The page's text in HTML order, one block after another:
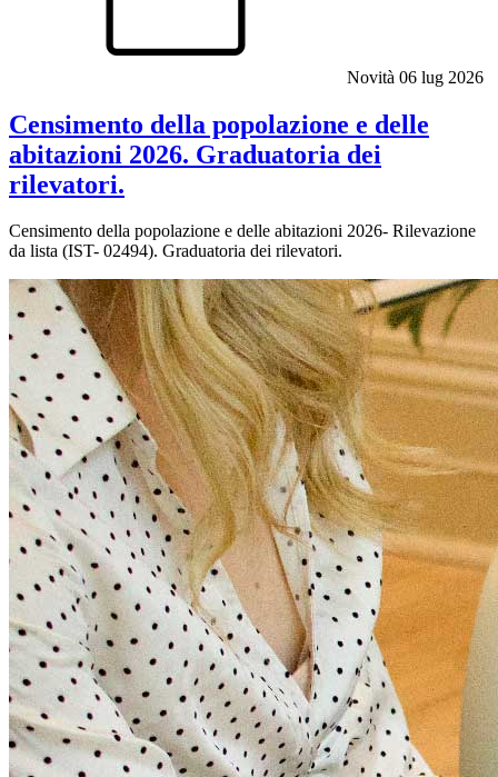
Novità 06 lug 2026
Censimento della popolazione e delle
abitazioni 2026. Graduatoria dei
rilevatori.
Censimento della popolazione e delle abitazioni 2026- Rilevazione
da lista (IST- 02494). Graduatoria dei rilevatori.